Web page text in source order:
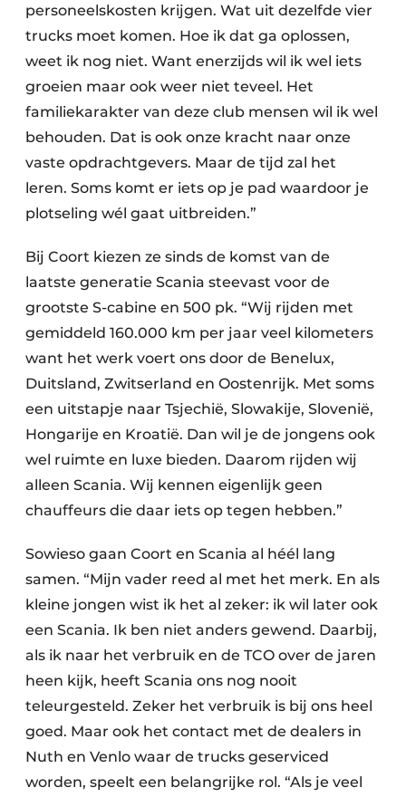
personeelskosten krijgen. Wat uit dezelfde vier
trucks moet komen. Hoe ik dat ga oplossen,
weet ik nog niet. Want enerzijds wil ik wel iets
groeien maar ook weer niet teveel. Het
familiekarakter van deze club mensen wil ik wel
behouden. Dat is ook onze kracht naar onze
vaste opdrachtgevers. Maar de tijd zal het
leren. Soms komt er iets op je pad waardoor je
plotseling wél gaat uitbreiden.”
Bij Coort kiezen ze sinds de komst van de
laatste generatie Scania steevast voor de
grootste S-cabine en 500 pk. “Wij rijden met
gemiddeld 160.000 km per jaar veel kilometers
want het werk voert ons door de Benelux,
Duitsland, Zwitserland en Oostenrijk. Met soms
een uitstapje naar Tsjechië, Slowakije, Slovenië,
Hongarije en Kroatië. Dan wil je de jongens ook
wel ruimte en luxe bieden. Daarom rijden wij
alleen Scania. Wij kennen eigenlijk geen
chauffeurs die daar iets op tegen hebben.”
Sowieso gaan Coort en Scania al héél lang
samen. “Mijn vader reed al met het merk. En als
kleine jongen wist ik het al zeker: ik wil later ook
een Scania. Ik ben niet anders gewend. Daarbij,
als ik naar het verbruik en de TCO over de jaren
heen kijk, heeft Scania ons nog nooit
teleurgesteld. Zeker het verbruik is bij ons heel
goed. Maar ook het contact met de dealers in
Nuth en Venlo waar de trucks geserviced
worden, speelt een belangrijke rol. “Als je veel